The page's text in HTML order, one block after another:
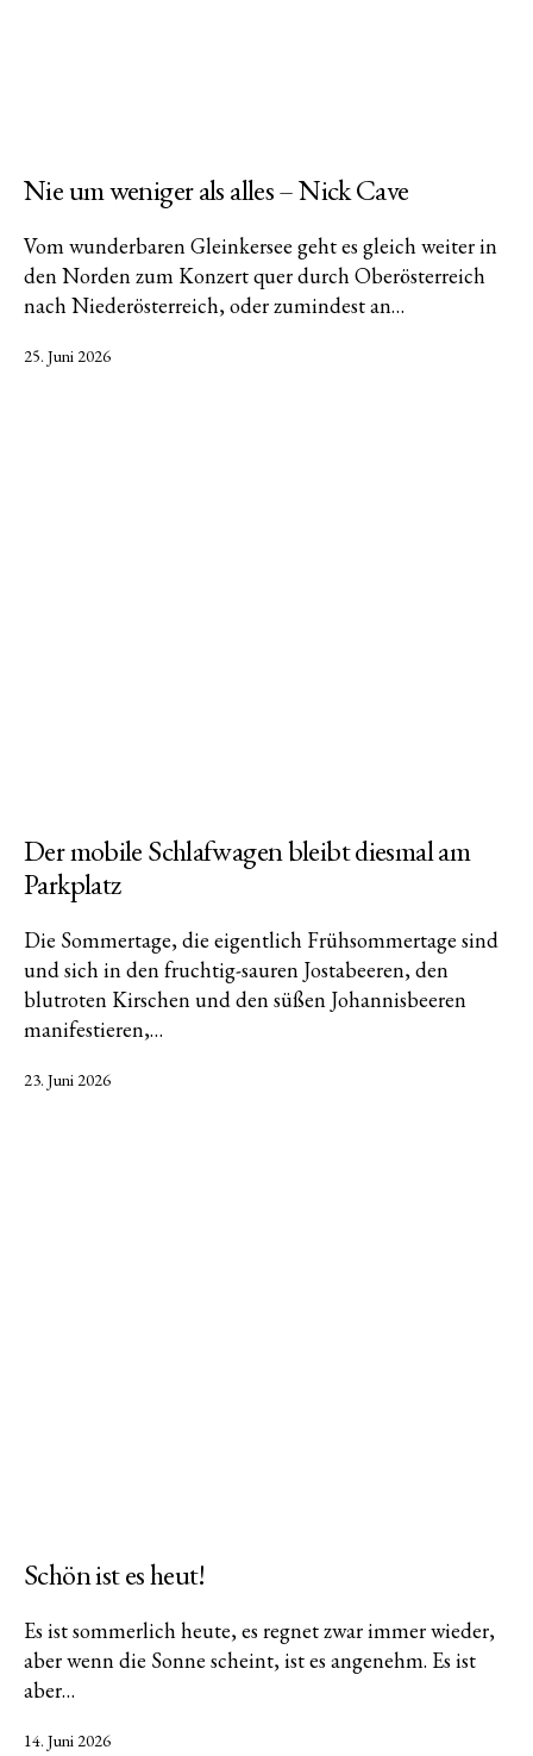
Nie um weniger als alles – Nick Cave
Vom wunderbaren Gleinkersee geht es gleich weiter in
den Norden zum Konzert quer durch Oberösterreich
nach Niederösterreich, oder zumindest an…
Veröffentlicht
25. Juni 2026
Der mobile Schlafwagen bleibt diesmal am
Parkplatz
Die Sommertage, die eigentlich Frühsommertage sind
und sich in den fruchtig-sauren Jostabeeren, den
blutroten Kirschen und den süßen Johannisbeeren
manifestieren,…
Veröffentlicht
23. Juni 2026
Schön ist es heut!
Es ist sommerlich heute, es regnet zwar immer wieder,
aber wenn die Sonne scheint, ist es angenehm. Es ist
aber…
Veröffentlicht
14. Juni 2026